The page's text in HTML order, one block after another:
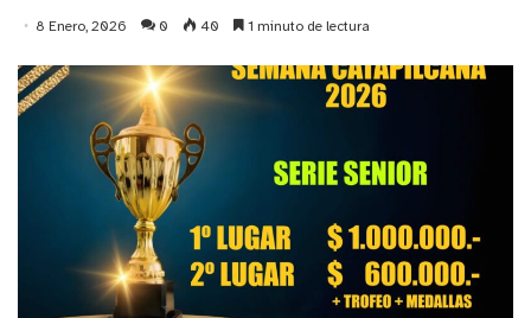
8 Enero, 2026 0 40 1 minuto de lectura